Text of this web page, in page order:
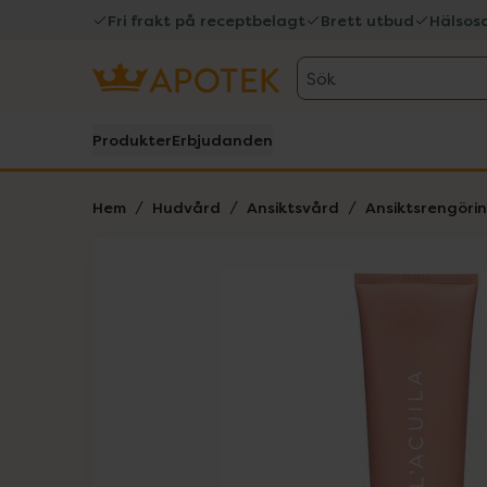
Fri frakt på receptbelagt Brett utbud
Sök
ProdukterErbjudanden
Hem Hudvård Ansiktsvård
Lista: . Innehåller 3 objekt.